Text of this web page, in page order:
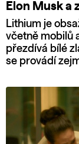
Elon Musk a
Lithium je
včetně mobilů
přezdívá bílé
se provádí